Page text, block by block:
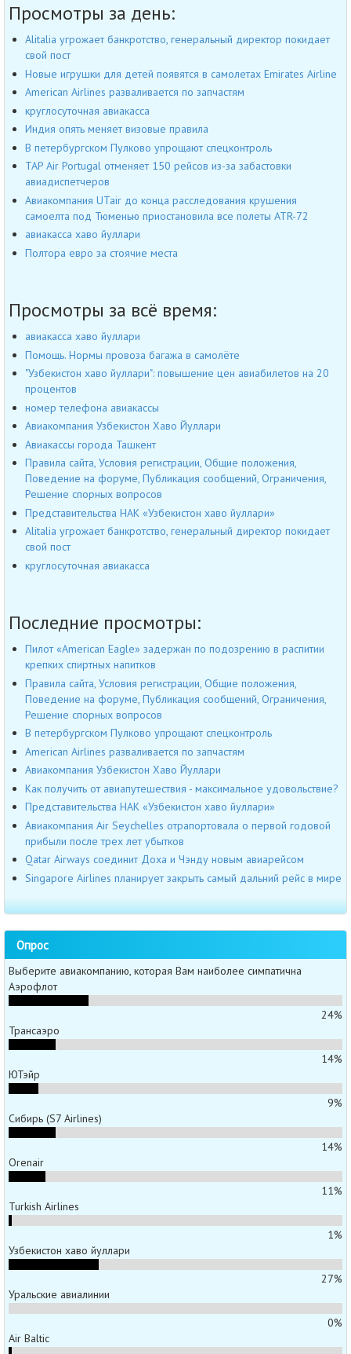
Просмотры за день:
Alitalia угрожает банкротство, генеральный директор покидает
свой пост
Новые игрушки для детей появятся в самолетах Emirates Airline
American Airlines разваливается по запчастям
круглосуточная авиакасса
Индия опять меняет визовые правила
В петербургском Пулково упрощают спецконтроль
TAP Air Portugal отменяет 150 рейсов из-за забастовки
авиадиспетчеров
Авиакомпания UTair до конца расследования крушения
самоелта под Тюменью приостановила все полеты ATR-72
авиакасса хаво йуллари
Полтора евро за стоячие места
Просмотры за всё время:
авиакасса хаво йуллари
Помощь. Нормы провоза багажа в самолёте
"Узбекистон хаво йуллари": повышение цен авиабилетов на 20
процентов
номер телефона авиакассы
Авиакомпания Узбекистон Хаво Йуллари
Авиакассы города Ташкент
Правила сайта, Условия регистрации, Общие положения,
Поведение на форуме, Публикация сообщений, Ограничения,
Решение спорных вопросов
Представительства НАК «Узбекистон хаво йуллари»
Alitalia угрожает банкротство, генеральный директор покидает
свой пост
круглосуточная авиакасса
Последние просмотры:
Пилот «American Eagle» задержан по подозрению в распитии
крепких спиртных напитков
Правила сайта, Условия регистрации, Общие положения,
Поведение на форуме, Публикация сообщений, Ограничения,
Решение спорных вопросов
В петербургском Пулково упрощают спецконтроль
American Airlines разваливается по запчастям
Авиакомпания Узбекистон Хаво Йуллари
Как получить от авиапутешествия - максимальное удовольствие?
Представительства НАК «Узбекистон хаво йуллари»
Авиакомпания Air Seychelles отрапортовала о первой годовой
прибыли после трех лет убытков
Qatar Airways соединит Доха и Чэнду новым авиарейсом
Singapore Airlines планирует закрыть самый дальний рейс в мире
Опрос
Выберите авиакомпанию, которая Вам наиболее симпатична
Аэрофлот
24%
Трансаэро
14%
ЮТэйр
9%
Сибирь (S7 Airlines)
14%
Orenair
11%
Turkish Airlines
1%
Узбекистон хаво йуллари
27%
Уральские авиалинии
0%
Air Baltic